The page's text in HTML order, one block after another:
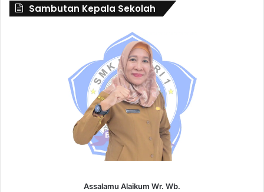
Sambutan Kepala Sekolah
Assalamu Alaikum Wr. Wb.